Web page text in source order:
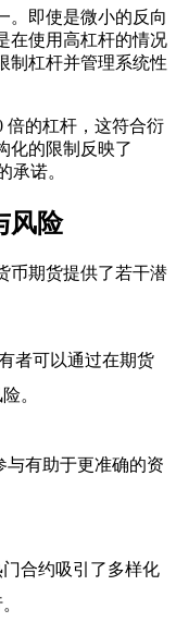
。即使是微小的反向
在使用高杠杆的情况
制杠杆并管理系统性
倍的杠杆，这符合衍
化的限制反映了
承诺。
风险
币期货提供了若干潜
者可以通过在期货
。
与有助于更准确的资
合约吸引了多样化